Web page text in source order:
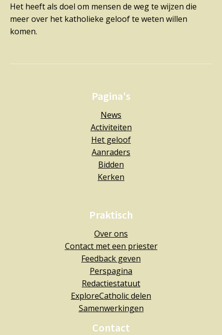
Het heeft als doel om mensen de weg te wijzen die
meer over het katholieke geloof te weten willen
komen.
Pagina's
News
Activiteiten
Het geloof
Aanraders
Bidden
Kerken
Praktisch
Over ons
Contact met een priester
Feedback geven
Perspagina
Redactiestatuut
ExploreCatholic delen
Samenwerkingen
Contact